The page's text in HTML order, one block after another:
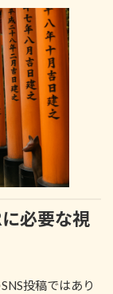
必要な視
投稿ではあり